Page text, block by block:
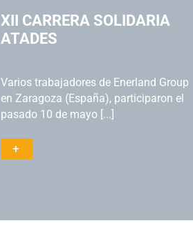
XII CARRERA SOLIDARIA
ATADES
Varios trabajadores de Enerland Group
en Zaragoza (España), participaron el
pasado 10 de mayo [...]
+